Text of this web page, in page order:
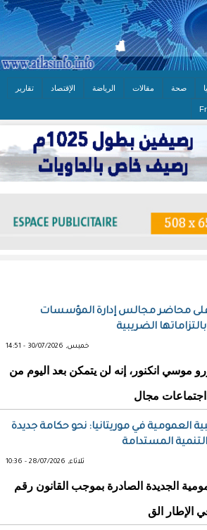
صحة مقالات الرياضة الإقتصاد تقارير
على محاضر مجالس إدارة المؤسسات
الضريبية
خميس, 30/07/2026 - 14:51
موسي انكنور، إنه لن يتمكن بعد اليوم من
مجال
العمومية في موريتانيا: نحو حكامة جديدة
المستدامة
ثلاثاء, 28/07/2026 - 10:36
الجديدة الصادرة بموجب القانون رقم